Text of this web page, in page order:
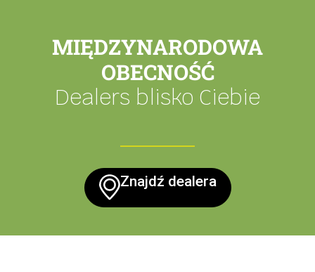
MIĘDZYNARODOWA
OBECNOŚĆ
Dealers blisko Ciebie
Znajdź dealera